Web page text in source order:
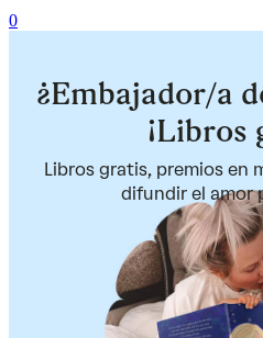
0
¿Embajador/a
¡Libros
Libros gratis, premios en
difundir el amor